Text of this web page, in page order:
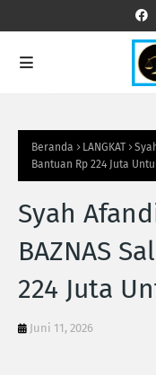
Beranda LANGKAT
Bantuan Rp 224 Juta
Syah
BAZNAS
224 Juta
Juni 11, 2026